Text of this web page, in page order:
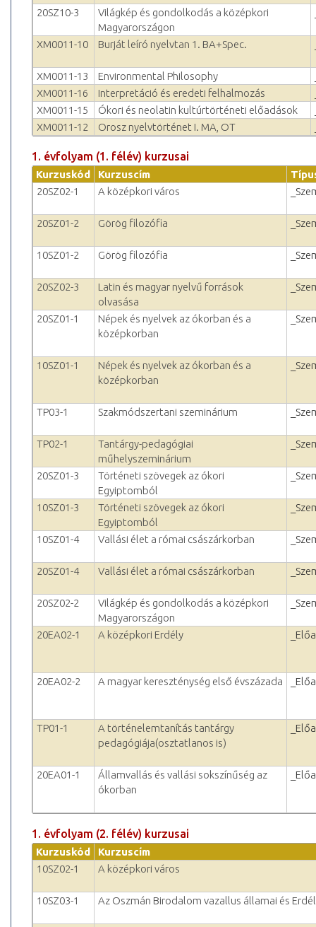
20SZ10-3
Világkép és gondolkodás a középkori
Magyarországon
XM0011-10 Burját leíró nyelvtan 1. BA+Spec.
XM0011-13 Environmental Philosophy
XM0011-16
Interpretáció és eredeti felhalmozás
XM0011-15
Ókori és neolatin kultúrtörténeti előadások
XM0011-12
Orosz nyelvtörténet I. MA, OT
1. évfolyam (1. félév) kurzusai
Kurzuskód Kurzuscím
20SZ02-1
A középkori város
20SZ01-2 Görög filozófia
10SZ01-2 Görög filozófia
20SZ02-3
Latin és magyar nyelvű források
olvasása
20SZ01-1
Népek és nyelvek az ókorban és a
középkorban
10SZ01-1
Népek és nyelvek az ókorban és a
középkorban
TP03-1 Szakmódszertani szeminárium
TP02-1
Tantárgy-pedagógiai
műhelyszeminárium
20SZ01-3
Történeti szövegek az ókori
Egyiptomból
10SZ01-3
Történeti szövegek az ókori
Egyiptomból
10SZ01-4 Vallási élet a római császárkorban
20SZ01-4 Vallási élet a római császárkorban
20SZ02-2
Világkép és gondolkodás a középkori
Magyarországon
20EA02-1 A középkori Erdély
20EA02-2 A magyar kereszténység első évszázada
TP01-1
A történelemtanítás tantárgy
pedagógiája(osztatlanos is)
20EA01-1
Államvallás és vallási sokszínűség az
ókorban
1. évfolyam (2. félév) kurzusai
Kurzuskód
Kurzuscím
10SZ02-1
A középkori város
10SZ03-1 Az Oszmán Birodalom vazallus államai és